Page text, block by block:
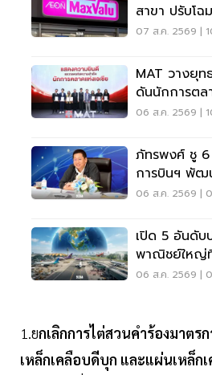
สาขา ปรับโฉ
ลูกค้าเพิ่ม 9 แ
07 ส.ค. 2569 |
MAT วางยุท
ดันนักการตล
06 ส.ค. 2569 |
ภัทรพงศ์ ชู 6
การบินฯ พัฒ
อากาศ การบิ
06 ส.ค. 2569 |
เปิด 5 อันดับ
พาณิชย์ใหญ่
เวียดนามแซง
06 ส.ค. 2569 |
1.ยกเลิกการไต่สวนคำร้องมาตร
เหล็กเคลือบดีบุก และแผ่นเหล็ก